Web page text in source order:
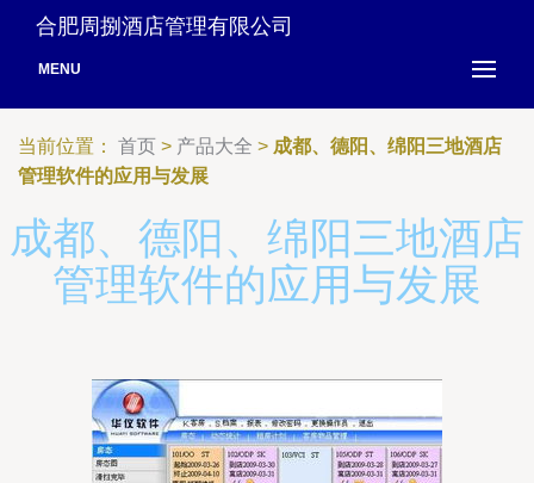
合肥周捌酒店管理有限公司
MENU
当前位置： 首页 > 产品大全 > 成都、德阳、绵阳三地酒店
管理软件的应用与发展
成都、德阳、绵阳三地酒店
管理软件的应用与发展